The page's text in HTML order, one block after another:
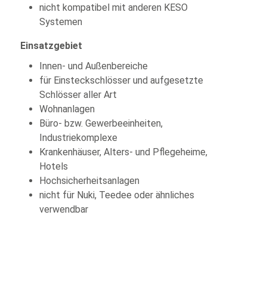
nicht kompatibel mit anderen KESO
Systemen
Einsatzgebiet
Innen- und Außenbereiche
für Einsteckschlösser und aufgesetzte
Schlösser aller Art
Wohnanlagen
Büro- bzw. Gewerbeeinheiten,
Industriekomplexe
Krankenhäuser, Alters- und Pflegeheime,
Hotels
Hochsicherheitsanlagen
nicht für Nuki, Teedee oder ähnliches
verwendbar